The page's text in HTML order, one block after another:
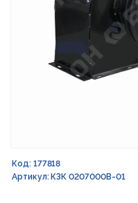
Код: 177818
Артикул: КЗК 0207000В-01